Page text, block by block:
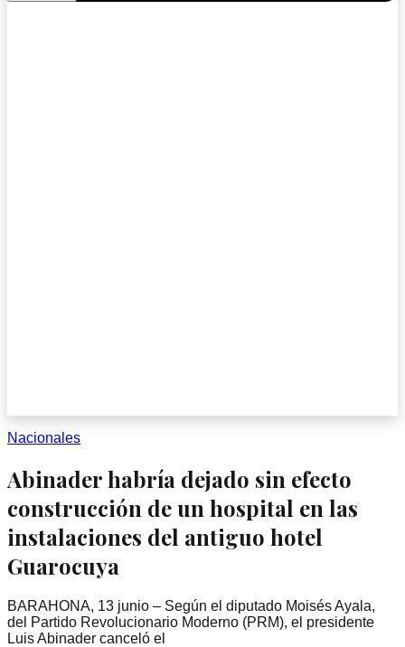
Nacionales
Abinader habría dejado sin efecto
construcción de un hospital en las
instalaciones del antiguo hotel
Guarocuya
BARAHONA, 13 junio – Según el diputado Moisés Ayala,
del Partido Revolucionario Moderno (PRM), el presidente
Luis Abinader canceló el